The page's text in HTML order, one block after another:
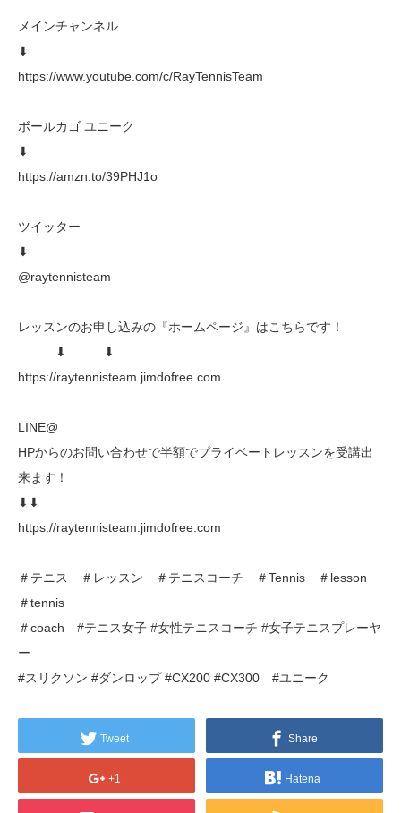
メインチャンネル
⬇︎
https://www.youtube.com/c/RayTennisTeam
ボールカゴ ユニーク
⬇︎
https://amzn.to/39PHJ1o
ツイッター
⬇︎
@raytennisteam
レッスンのお申し込みの『ホームページ』はこちらです！
⬇︎ ⬇︎
https://raytennisteam.jimdofree.com
LINE@
HPからのお問い合わせで半額でプライベートレッスンを受講出
来ます！
⬇︎⬇︎
https://raytennisteam.jimdofree.com
＃テニス ＃レッスン ＃テニスコーチ ＃Tennis ＃lesson
＃tennis
＃coach #テニス女子 #女性テニスコーチ #女子テニスプレーヤ
ー
#スリクソン #ダンロップ #CX200 #CX300 #ユニーク
Tweet Share
+1 Hatena